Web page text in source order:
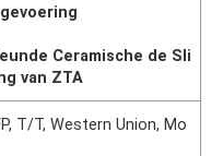
Ceramische de Sli
van ZTA
T/T, Western Union, Mo